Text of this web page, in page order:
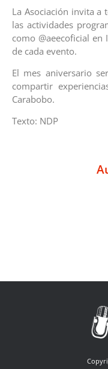
La Asociación invita a
las actividades
como @aeecoficial
de cada evento.
El mes aniversario
compartir
Carabobo.
Texto: NDP